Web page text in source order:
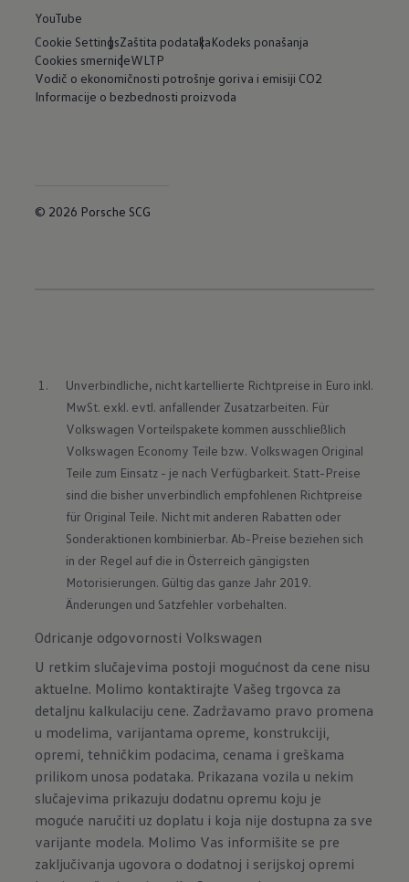
YouTube
Cookie SettingsZaštita podatakaKodeks ponašanja
Cookies smerniceWLTP
Vodič o ekonomičnosti potrošnje goriva i emisiji CO2
Informacije o bezbednosti proizvoda
© 2026 Porsche SCG
Unverbindliche, nicht kartellierte Richtpreise in Euro inkl.
MwSt. exkl. evtl. anfallender Zusatzarbeiten. Für
Volkswagen Vorteilspakete kommen ausschließlich
Volkswagen Economy Teile bzw. Volkswagen Original
Teile zum Einsatz - je nach Verfügbarkeit. Statt-Preise
sind die bisher unverbindlich empfohlenen Richtpreise
für Original Teile. Nicht mit anderen Rabatten oder
Sonderaktionen kombinierbar. Ab-Preise beziehen sich
in der Regel auf die in Österreich gängigsten
Motorisierungen. Gültig das ganze Jahr 2019.
Änderungen und Satzfehler vorbehalten.
Odricanje odgovornosti Volkswagen
U retkim slučajevima postoji mogućnost da cene nisu
aktuelne. Molimo kontaktirajte Vašeg trgovca za
detaljnu kalkulaciju cene. Zadržavamo pravo promena
u modelima, varijantama opreme, konstrukciji,
opremi, tehničkim podacima, cenama i greškama
prilikom unosa podataka. Prikazana vozila u nekim
slučajevima prikazuju dodatnu opremu koju je
moguće naručiti uz doplatu i koja nije dostupna za sve
varijante modela. Molimo Vas informišite se pre
zaključivanja ugovora o dodatnoj i serijskoj opremi